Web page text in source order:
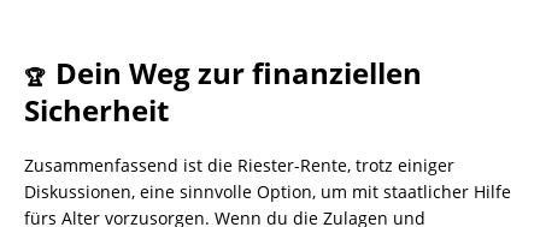
🏆 Dein Weg zur finanziellen
Sicherheit
Zusammenfassend ist die Riester-Rente, trotz einiger
Diskussionen, eine sinnvolle Option, um mit staatlicher Hilfe
fürs Alter vorzusorgen. Wenn du die Zulagen und